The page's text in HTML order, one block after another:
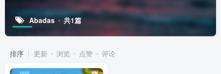
Abadas 共1篇
排序 更新 浏览 点赞 评论